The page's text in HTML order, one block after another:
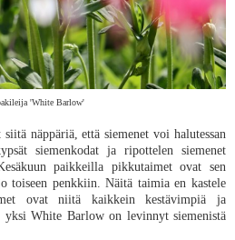
'White Barlow'
näppäriä, että siemenet voi halutessan
siemenkodat ja ripottelen siemenet
paikkeilla pikkutaimet ovat sen
toiseen penkkiin. Näitä taimia en kastele
ovat niitä kaikkein kestävimpiä ja
White Barlow on levinnyt siemenistä